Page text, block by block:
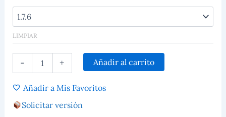
LIMPIAR
- + Añadir al carrito
Añadir a Mis Favoritos
Solicitar versión